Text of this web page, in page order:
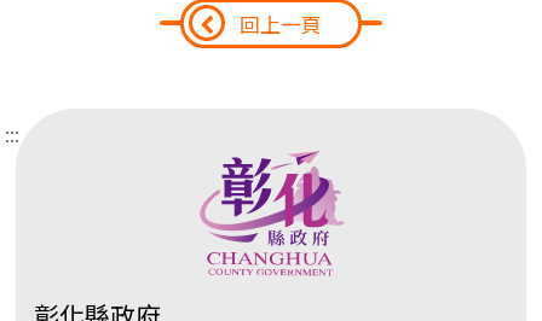
回上一頁
:::